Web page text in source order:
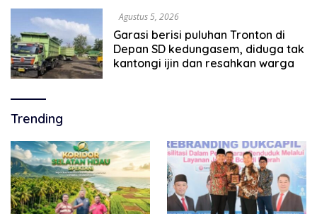
Agustus 5, 2026
Garasi berisi puluhan Tronton di
Depan SD kedungasem, diduga tak
kantongi ijin dan resahkan warga
Trending